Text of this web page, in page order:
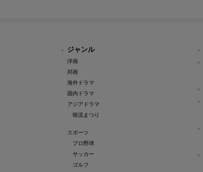
ジャンル
洋画
邦画
海外ドラマ
国内ドラマ
アジアドラマ
韓流まつり
スポーツ
プロ野球
サッカー
ゴルフ